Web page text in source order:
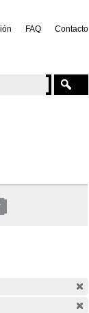
FAQ Contacto